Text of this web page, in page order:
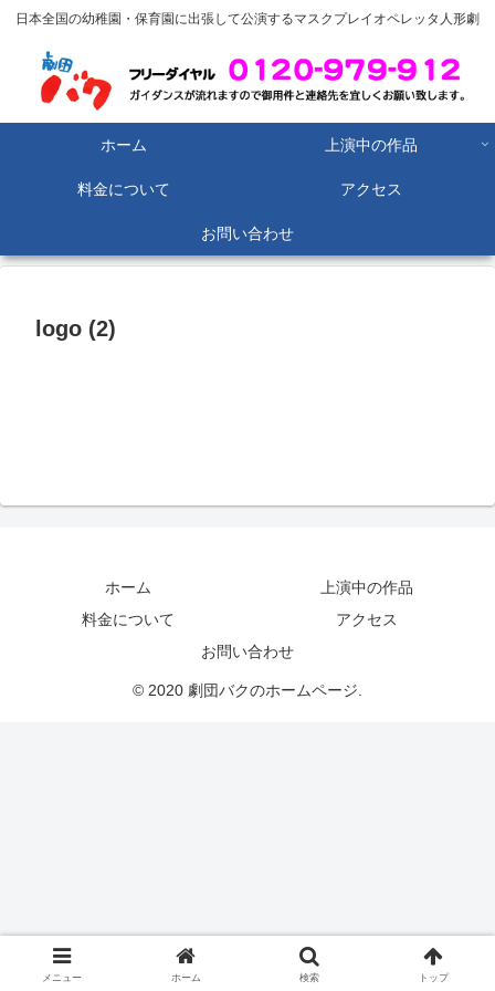
日本全国の幼稚園・保育園に出張して公演するマスクプレイオペレッタ人形劇
ホーム 上演中の作品
料金について アクセス
お問い合わせ
logo (2)
ホーム
上演中の作品
料金について
アクセス
お問い合わせ
© 2020 劇団バクのホームページ.
メニュー ホーム 検索 トップ